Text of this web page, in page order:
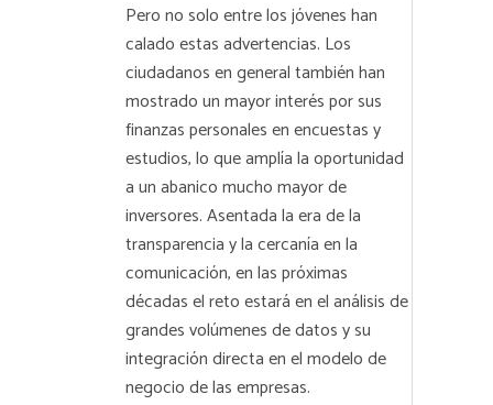
Pero no solo entre los jóvenes han
calado estas advertencias. Los
ciudadanos en general también han
mostrado un mayor interés por sus
finanzas personales en encuestas y
estudios, lo que amplía la oportunidad
a un abanico mucho mayor de
inversores. Asentada la era de la
transparencia y la cercanía en la
comunicación, en las próximas
décadas el reto estará en el análisis de
grandes volúmenes de datos y su
integración directa en el modelo de
negocio de las empresas.